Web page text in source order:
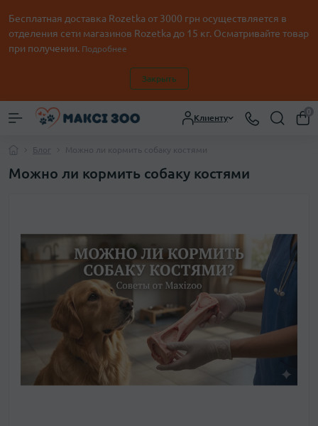
Бесплатная доставка Rozetka от 3000 грн осуществляется в
отделения сети магазинов Rozetka до 15 кг. Осматривайте товар
при получении. Подробнее
Закрыть
Клиенту
0
Блог Можно ли кормить собаку костями
Можно ли кормить собаку костями